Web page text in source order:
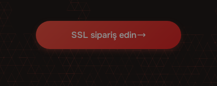
SSL sipariş edin